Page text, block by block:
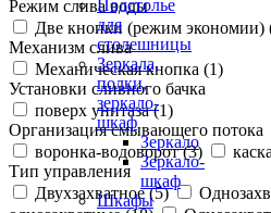
Подстолье
для
столешницы
Зеркала,
полки,
зеркало-
шкаф
Зеркало
Зеркало-
шкаф
Шкафы
Режим слива воды
Две кнопки (режим экономии)
Механизм слива
Механическая кнопка (1)
Установки сливного бачка
поверх унитаза (1)
Организация смывающего потока
воронка-водоворот (3)
Тип управления
Двухзахватное (5)